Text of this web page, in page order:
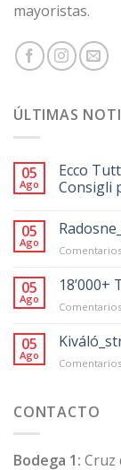
mayoristas.
ÚLTIMAS
05
Ago
Ecco
Consigli
05
Ago
05
Ago
05
Ago
CONTACTO
Bodega 1: Cruz